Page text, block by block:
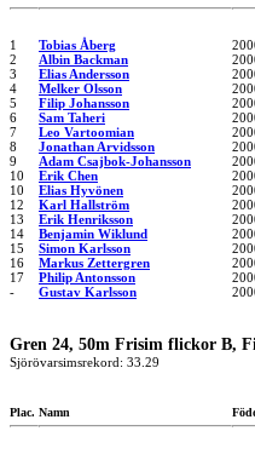
1 Tobias Åberg
2
Albin Backman
3
Elias Andersson
4
Melker Olsson
5
Filip Johansson
6
Sam Taheri
7
Leo Vartoomian
8
Jonathan Arvidsson
9
Adam Csajbok-Johansson
10
Erik Chen
10
Elias Hyvönen
12
Karl Hallström
13
Erik Henriksson
14
Benjamin Wiklund
15
Simon Karlsson
16
Markus Zettergren
17
Philip Antonsson
-
Gustav Karlsson
Gren 24, 50m Frisim flickor B,
Sjörövarsimsrekord: 33.29
Plac. Namn